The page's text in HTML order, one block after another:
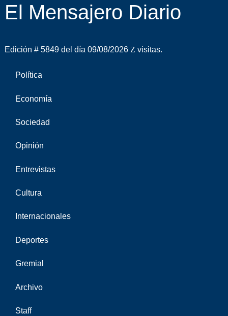
El Mensajero Diario
Edición # 5849 del día 09/08/2026 visitas.
Política
Economía
Sociedad
Opinión
Entrevistas
Cultura
Internacionales
Deportes
Gremial
Archivo
Staff